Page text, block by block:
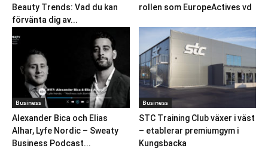
Beauty Trends: Vad du kan
förvänta dig av...
rollen som EuropeActives vd
Business
Alexander Bica och Elias
Alhar, Lyfe Nordic – Sweaty
Business Podcast...
Business
STC Training Club växer i väst
– etablerar premiumgym i
Kungsbacka